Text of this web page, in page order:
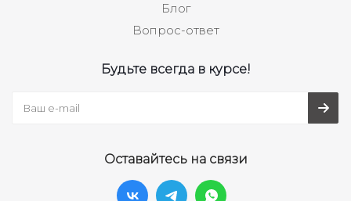
Блог
Вопрос-ответ
Будьте всегда в курсе!
Оставайтесь на связи